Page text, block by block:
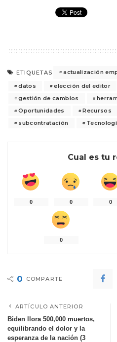
ETIQUETAS actualización
datos
elección del editor
gestión de cambios
Oportunidades
Recursos
subcontratación
Cual es tu
0 0 0
0
0 COMPARTE
ARTÍCULO ANTERIOR
Biden llora 500,000 muertos,
equilibrando el dolor y la
esperanza de la nación (3